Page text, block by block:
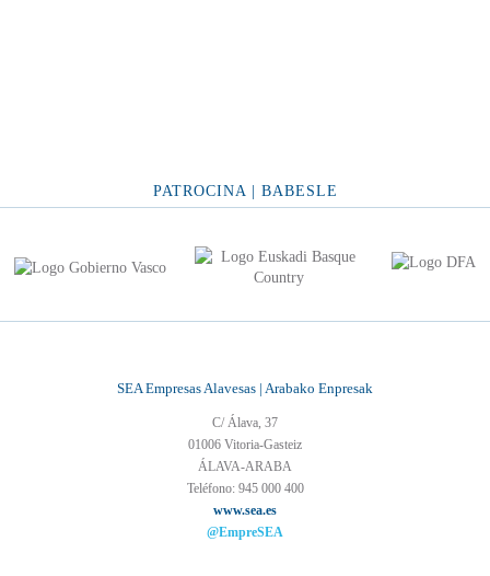
PATROCINA | BABESLE
SEA Empresas Alavesas | Arabako Enpresak
C/ Álava, 37
01006 Vitoria-Gasteiz
ÁLAVA-ARABA
Teléfono: 945 000 400
www.sea.es
@EmpreSEA